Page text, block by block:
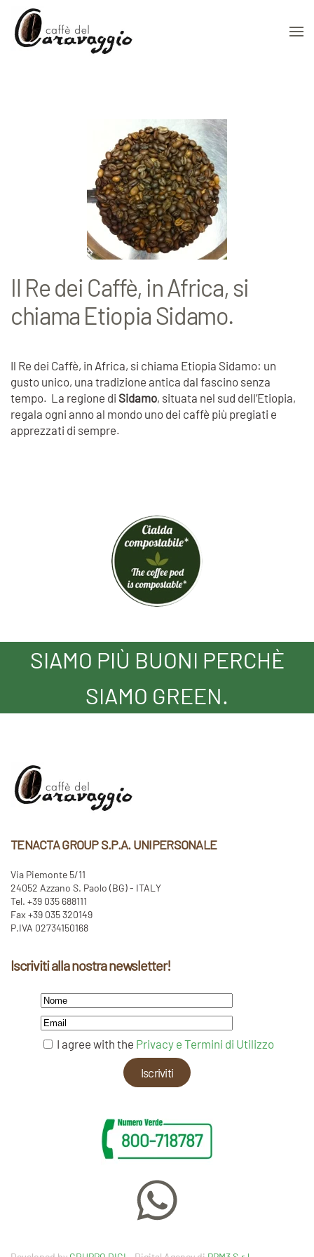
Skip to main content
Il Re dei Caffè, in Africa, si
chiama Etiopia Sidamo.
Il Re dei Caffè, in Africa, si chiama Etiopia Sidamo: un
gusto unico, una tradizione antica dal fascino senza
tempo. La regione di Sidamo, situata nel sud dell’Etiopia,
regala ogni anno al mondo uno dei caffè più pregiati e
apprezzati di sempre.
SIAMO PIÙ BUONI PERCHÈ
SIAMO GREEN.
TENACTA GROUP S.P.A. UNIPERSONALE
Via Piemonte 5/11
24052 Azzano S. Paolo (BG) - ITALY
Tel. +39 035 688111
Fax +39 035 320149
P.IVA 02734150168
Iscriviti alla nostra newsletter!
I agree with the Privacy e Termini di Utilizzo